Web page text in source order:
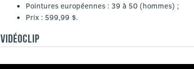
Pointures européennes : 39 à 50 (hommes) ;
Prix : 599,99 $.
VIDÉOCLIP